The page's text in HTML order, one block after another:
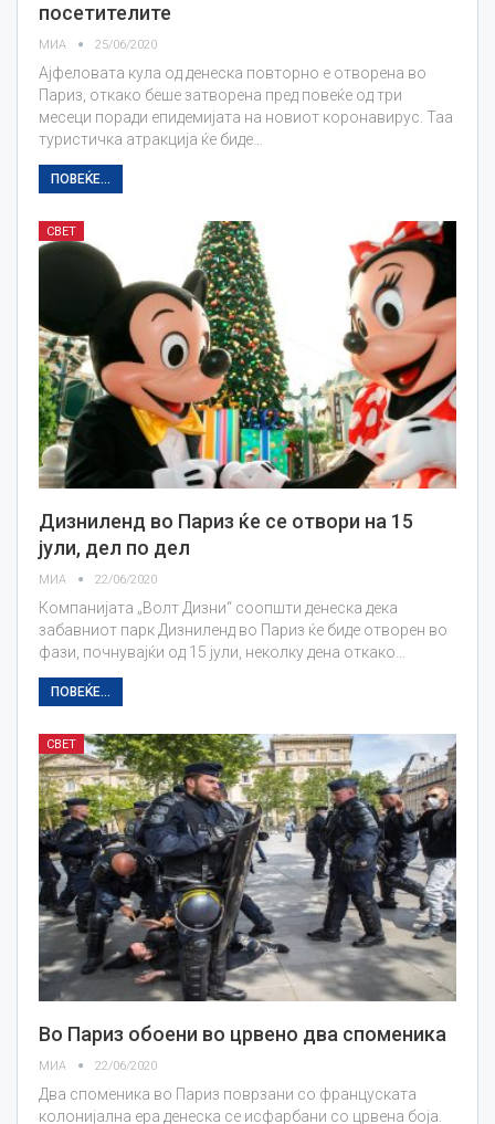
посетителите
МИА 25/06/2020
Ајфеловата кула од денеска повторно е отворена во
Париз, откако беше затворена пред повеќе од три
месеци поради епидемијата на новиот коронавирус. Таа
туристичка атракција ќе биде…
ПОВЕЌЕ...
СВЕТ
Дизниленд во Париз ќе се отвори на 15
јули, дел по дел
МИА 22/06/2020
Компанијата „Волт Дизни“ соопшти денеска дека
забавниот парк Дизниленд во Париз ќе биде отворен во
фази, почнувајќи од 15 јули, неколку дена откако…
ПОВЕЌЕ...
СВЕТ
Во Париз обоени во црвено два споменика
МИА 22/06/2020
Два споменика во Париз поврзани со француската
колонијална ера денеска се исфарбани со црвена боја.